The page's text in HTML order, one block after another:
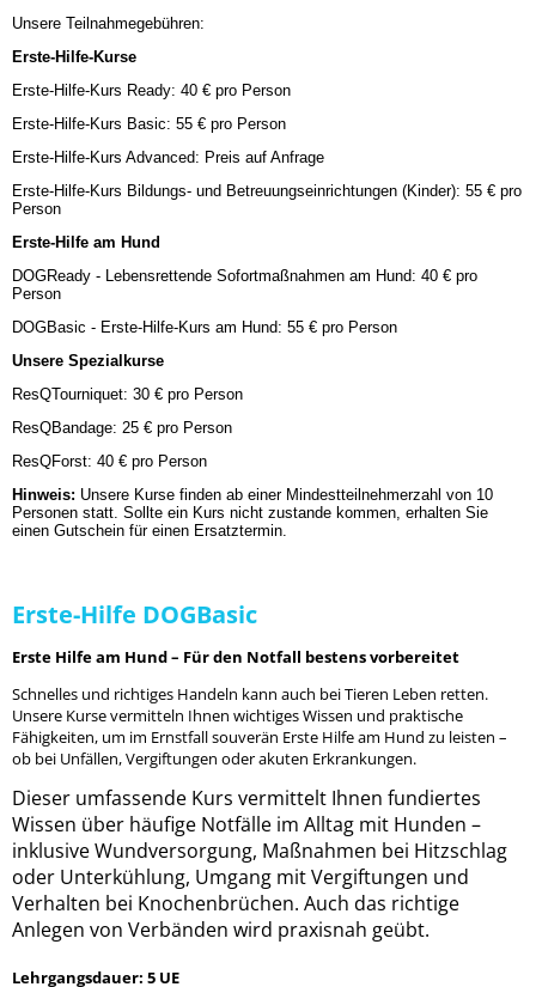
Unsere Teilnahmegebühren:
Erste-Hilfe-Kurse
Erste-Hilfe-Kurs Ready: 40 € pro Person
Erste-Hilfe-Kurs Basic: 55 € pro Person
Erste-Hilfe-Kurs Advanced: Preis auf Anfrage
Erste-Hilfe-Kurs Bildungs- und Betreuungseinrichtungen (Kinder): 55 € pro
Person
Erste-Hilfe am Hund
DOGReady - Lebensrettende Sofortmaßnahmen am Hund: 40 € pro
Person
DOGBasic - Erste-Hilfe-Kurs am Hund: 55 € pro Person
Unsere Spezialkurse
ResQTourniquet: 30 € pro Person
ResQBandage: 25 € pro Person
ResQForst: 40 € pro Person
Hinweis: Unsere Kurse finden ab einer Mindestteilnehmerzahl von 10
Personen statt. Sollte ein Kurs nicht zustande kommen, erhalten Sie
einen Gutschein für einen Ersatztermin.
Erste-Hilfe DOGBasic
Erste Hilfe am Hund – Für den Notfall bestens vorbereitet
Schnelles und richtiges Handeln kann auch bei Tieren Leben retten.
Unsere Kurse vermitteln Ihnen wichtiges Wissen und praktische
Fähigkeiten, um im Ernstfall souverän Erste Hilfe am Hund zu leisten –
ob bei Unfällen, Vergiftungen oder akuten Erkrankungen.
Dieser umfassende Kurs vermittelt Ihnen fundiertes
Wissen über häufige Notfälle im Alltag mit Hunden –
inklusive Wundversorgung, Maßnahmen bei Hitzschlag
oder Unterkühlung, Umgang mit Vergiftungen und
Verhalten bei Knochenbrüchen. Auch das richtige
Anlegen von Verbänden wird praxisnah geübt.
Lehrgangsdauer: 5 UE